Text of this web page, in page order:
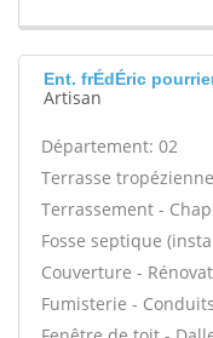
Ent. frÉdÉric
Artisan
Département: 02
Terrasse
Terrassement -
Fosse septique
Couverture -
Fumisterie -